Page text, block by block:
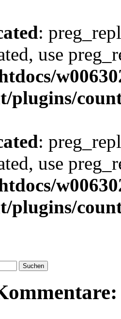
:
use
plugins/
:
use
plugins/